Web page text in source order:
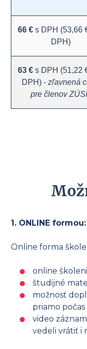
66 €s DPH (53,66
DPH)
63 €s DPH (51,22
DPH) -zľavnená
pre členov
1. ONLINE formou:
Online forma
online
študijné
možnosť
priamo
video
vedeli vrátiť i